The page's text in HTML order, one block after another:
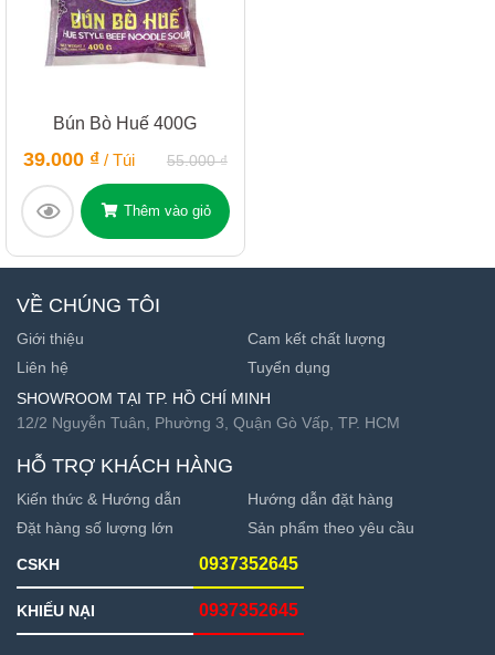
Bún Bò Huế 400G
39.000 ₫/ Túi 55.000 ₫
Thêm vào giỏ
VỀ CHÚNG TÔI
Giới thiệu
Cam kết chất lượng
Liên hệ
Tuyển dụng
SHOWROOM TẠI TP. HỒ CHÍ MINH
12/2 Nguyễn Tuân, Phường 3, Quận Gò Vấp, TP. HCM
HỖ TRỢ KHÁCH HÀNG
Kiến thức & Hướng dẫn
Hướng dẫn đặt hàng
Đặt hàng số lượng lớn
Sản phẩm theo yêu cầu
CSKH 0937352645
KHIẾU NẠI 0937352645